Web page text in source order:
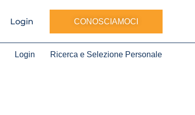
Login CONOSCIAMOCI
Login Ricerca e Selezione Personale